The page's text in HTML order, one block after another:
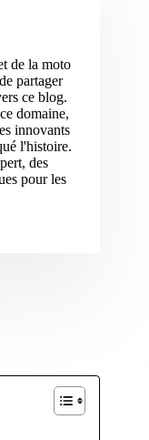
de la moto
partager
ce blog.
domaine,
innovants
l'histoire.
des
pour les